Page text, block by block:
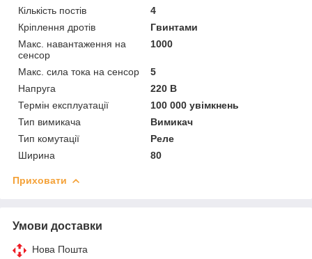
Кількість постів
4
Кріплення дротів
Гвинтами
Макс. навантаження на
сенсор
1000
Макс. сила тока на сенсор
5
Напруга
220 В
Термін експлуатації
100 000 увімкнень
Тип вимикача
Вимикач
Тип комутації
Реле
Ширина
80
Приховати
Умови доставки
Нова Пошта